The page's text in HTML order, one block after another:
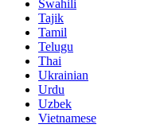
Swahili
Tajik
Tamil
Telugu
Thai
Ukrainian
Urdu
Uzbek
Vietnamese